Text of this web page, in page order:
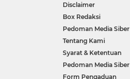
Disclaimer
Box Redaksi
Pedoman Media Siber
Tentang Kami
Syarat & Ketentuan
Pedoman Media Siber
Form Pengaduan